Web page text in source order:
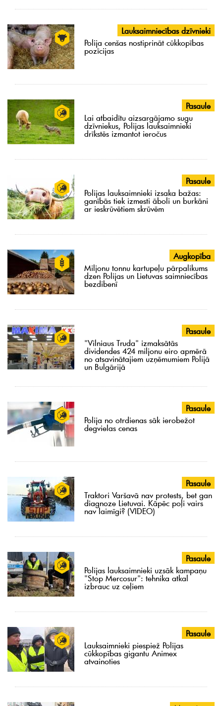
Lauksaimniecības dzīvnieki
Polija cenšas nostiprināt cūkkopības
pozīcijas
Pasaule
Lai atbaidītu aizsargājamo sugu
dzīvniekus, Polijas lauksaimnieki
drīkstēs izmantot ieročus
Pasaule
Polijas lauksaimnieki izsaka bažas:
ganībās tiek izmesti āboli un burkāni
ar ieskrūvētiem skrūvēm
Augkopība
Miljonu tonnu kartupeļu pārpalikums
dzen Polijas un Lietuvas saimniecības
bezdibenī
Pasaule
"Vilniaus Truda" izmaksātās
dividendes 424 miljonu eiro apmērā
no atsavinātajiem uzņēmumiem Polijā
un Bulgārijā
Pasaule
Polija no otrdienas sāk ierobežot
degvielas cenas
Pasaule
Traktori Varšavā nav protests, bet gan
diagnoze Lietuvai. Kāpēc poļi vairs
nav laimīgi? (VIDEO)
Pasaule
Polijas lauksaimnieki uzsāk kampaņu
"Stop Mercosur": tehnika atkal
izbrauc uz ceļiem
Pasaule
Lauksaimnieki piespiež Polijas
cūkkopības gigantu Animex
atvainoties